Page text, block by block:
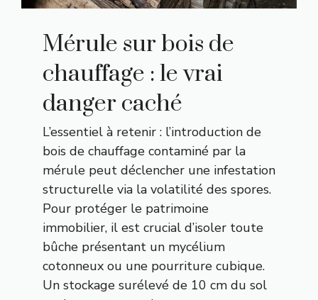
Mérule sur bois de
chauffage : le vrai
danger caché
L’essentiel à retenir : l’introduction de
bois de chauffage contaminé par la
mérule peut déclencher une infestation
structurelle via la volatilité des spores.
Pour protéger le patrimoine
immobilier, il est crucial d’isoler toute
bûche présentant un mycélium
cotonneux ou une pourriture cubique.
Un stockage surélevé de 10 cm du sol